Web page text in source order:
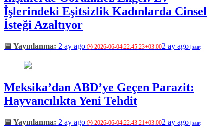
İşlerindeki Eşitsizlik Kadınlarda Cinsel
İsteği Azaltıyor
2 ay ago 2 ay ago
Meksika’dan ABD’ye Geçen Parazit:
Hayvancılıkta Yeni Tehdit
2 ay ago 2 ay ago